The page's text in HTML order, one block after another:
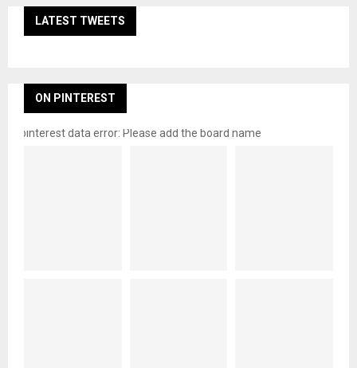
LATEST TWEETS
ON PINTEREST
pinterest data error: Please add the board name